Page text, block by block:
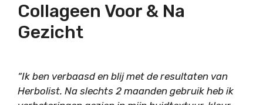
Collageen Voor & Na
Gezicht
“Ik ben verbaasd en blij met de resultaten van
Herbolist. Na slechts 2 maanden gebruik heb ik